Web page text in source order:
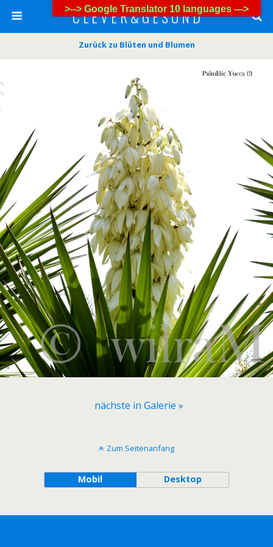
C L E V E R & G E S U N D
Zurück zu Blüten und Blumen
nächste in Galerie »
Zum Seitenanfang
Mobil Desktop
>--> Google Translator 10 languages --->